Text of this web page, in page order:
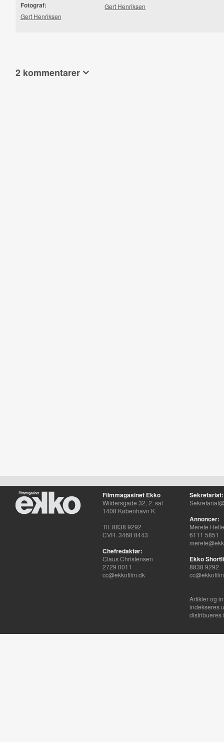
Fotograf:
Gert Henriksen
Gert Henriksen
2 kommentarer
Filmmagasinet Ekko
Wildersgade 32, 2. sal
1408 København K
Tlf. 8838 9292
CVR. 3468 8443
Chefredaktør:
Claus Christensen
2729 0011
cc@ekkofilm.dk
Sekretariat:
Annoncer:
Merete
6111 5851
Ekko
8838 9292
Artikler og
indekseres
distribueres